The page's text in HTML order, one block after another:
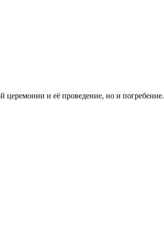
церемонии и её проведение, но и погребение.